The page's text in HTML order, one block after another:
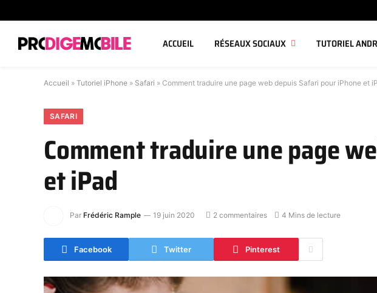
ACCUEIL RÉSEAUX SOCIAUX TUTORIEL
Accueil » Tutoriel iPhone » Safari » Comment traduire une page web depuis Safari pour iPhone et
SAFARI
Comment traduire une page
et iPad
Par Frédéric Rample 19 juin 2020 2 commentaires 4 Mins de lecture
Facebook Twitter Pinterest